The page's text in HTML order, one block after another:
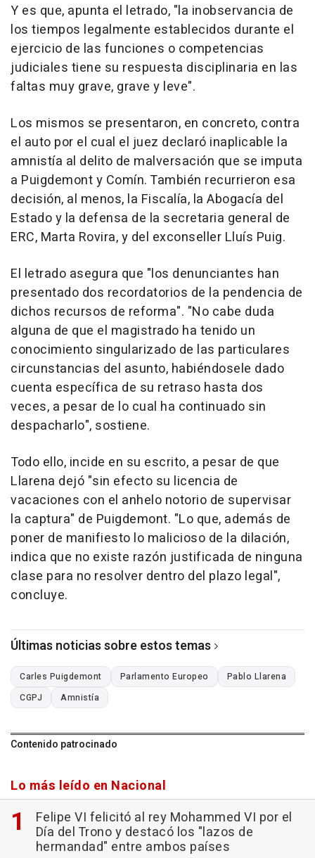
Y es que, apunta el letrado, "la inobservancia de
los tiempos legalmente establecidos durante el
ejercicio de las funciones o competencias
judiciales tiene su respuesta disciplinaria en las
faltas muy grave, grave y leve".
Los mismos se presentaron, en concreto, contra
el auto por el cual el juez declaró inaplicable la
amnistía al delito de malversación que se imputa
a Puigdemont y Comín. También recurrieron esa
decisión, al menos, la Fiscalía, la Abogacía del
Estado y la defensa de la secretaria general de
ERC, Marta Rovira, y del exconseller Lluís Puig.
El letrado asegura que "los denunciantes han
presentado dos recordatorios de la pendencia de
dichos recursos de reforma". "No cabe duda
alguna de que el magistrado ha tenido un
conocimiento singularizado de las particulares
circunstancias del asunto, habiéndosele dado
cuenta específica de su retraso hasta dos
veces, a pesar de lo cual ha continuado sin
despacharlo", sostiene.
Todo ello, incide en su escrito, a pesar de que
Llarena dejó "sin efecto su licencia de
vacaciones con el anhelo notorio de supervisar
la captura" de Puigdemont. "Lo que, además de
poner de manifiesto lo malicioso de la dilación,
indica que no existe razón justificada de ninguna
clase para no resolver dentro del plazo legal",
concluye.
Últimas noticias sobre estos temas
Carles Puigdemont Parlamento Europeo
Pablo Llarena
CGPJ
Amnistía
Contenido patrocinado
Lo más leído en Nacional
Felipe VI felicitó al rey Mohammed VI por el
Día del Trono y destacó los "lazos de
hermandad" entre ambos países